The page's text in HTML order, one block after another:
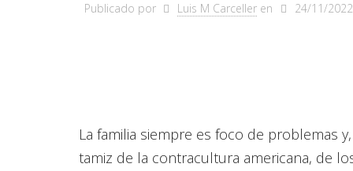
Publicado por Luis M Carceller en 24/11/2022
La familia siempre es foco de problemas
tamiz de la contracultura americana, de